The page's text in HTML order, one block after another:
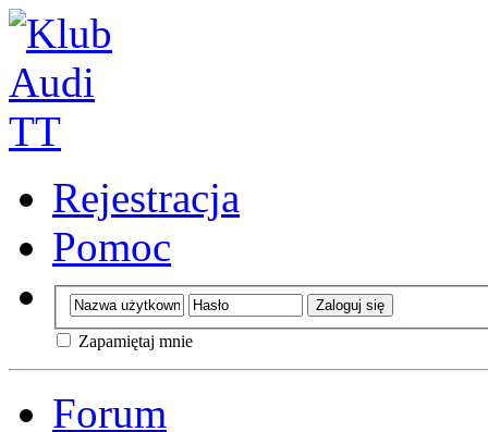
Rejestracja
Pomoc
Zapamiętaj mnie
Forum